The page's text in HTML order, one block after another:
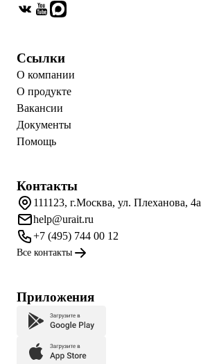
Ссылки
О компании
О продукте
Вакансии
Документы
Помощь
Контакты
111123, г.Москва, ул. Плеханова, 4а
help@urait.ru
+7 (495) 744 00 12
Все контакты
Приложения